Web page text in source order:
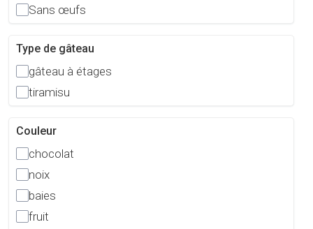
Sans œufs
Type de gâteau
gâteau à étages
tiramisu
Couleur
chocolat
noix
baies
fruit